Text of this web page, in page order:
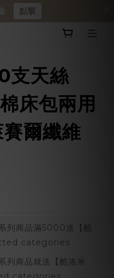
支天絲
床包兩用
爾纖維
列商品滿5000送【酷
categories
列商品就送【酷洛米
點擊